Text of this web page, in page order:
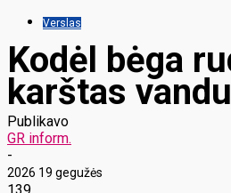
Verslas
Kodėl bėga
karštas
Publikavo
GR inform.
-
2026 19 gegužės